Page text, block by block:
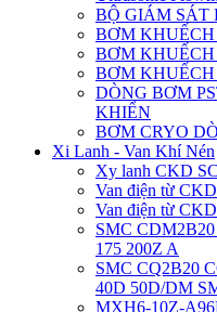
BỘ GIÁM SÁT
BƠM
BƠM
BƠM
DÒNG BƠM
KHIỂN
BƠM CRYO
Xi Lanh - Van Khí Nén
Xy lanh CKD
Van điện từ CKD
Van điện từ
SMC
175 200Z A
SMC CQ2B20
40D 50D/DM
MXH6-10Z-